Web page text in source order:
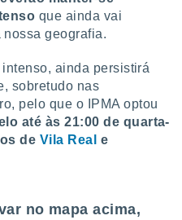
que ainda vai
nossa geografia.
ainda persistirá
sobretudo nas
pelo que o IPMA optou
até às 21:00 de quarta-
de Vila Real e
no mapa acima,